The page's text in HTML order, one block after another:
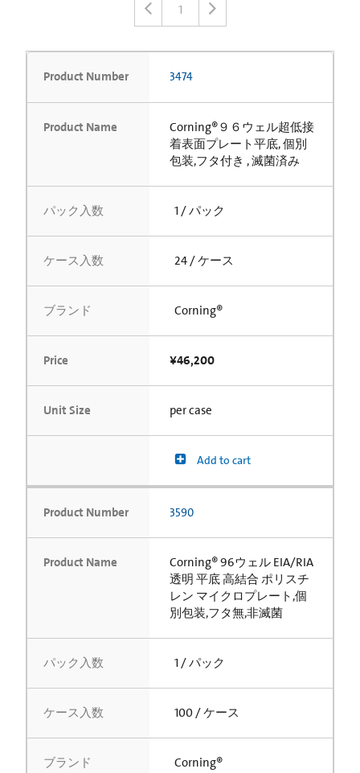
1
Product Number 3474
Product Name
Corning®９６ウェル超低接
着表面プレート平底, 個別
包装,フタ付き , 滅菌済み
パック入数 1 / パック
ケース入数 24 / ケース
ブランド Corning®
Price ¥46,200
Unit Size per case
Add to cart
Product Number 3590
Product Name
Corning® 96ウェル EIA/RIA
透明 平底 高結合 ポリスチ
レン マイクロプレート,個
別包装,フタ無,非滅菌
パック入数 1 / パック
ケース入数 100 / ケース
ブランド Corning®